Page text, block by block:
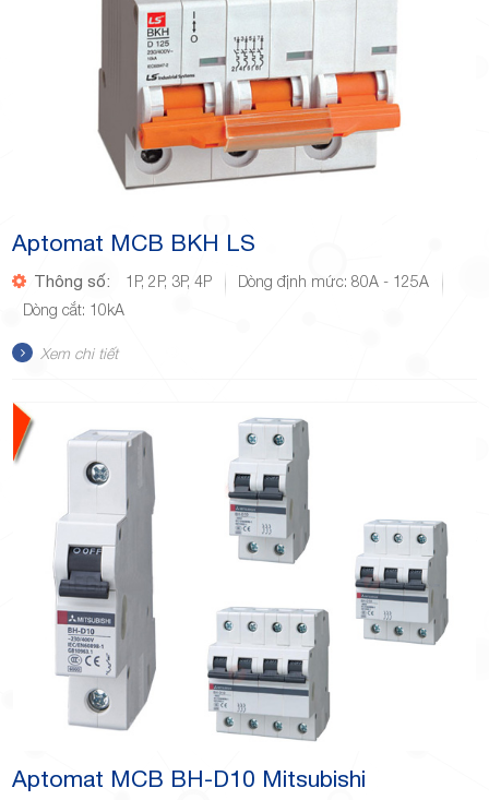
Aptomat MCB BKH LS
Thông số: 1P, 2P, 3P, 4P
Dòng định mức: 80A - 125A
Dòng cắt: 10kA
Xem chi tiết
Aptomat MCB BH-D10 Mitsubishi